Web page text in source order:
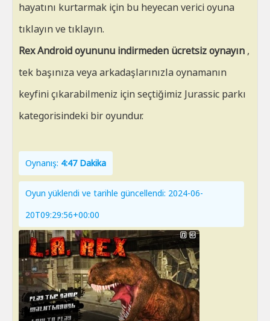
hayatını kurtarmak için bu heyecan verici oyuna
tıklayın ve tıklayın.
Rex Android oyununu indirmeden ücretsiz oynayın ,
tek başınıza veya arkadaşlarınızla oynamanın
keyfini çıkarabilmeniz için seçtiğimiz Jurassic parkı
kategorisindeki bir oyundur.
Oynanış: 4:47 Dakika
Oyun yüklendi ve tarihle güncellendi: 2024-06-
20T09:29:56+00:00